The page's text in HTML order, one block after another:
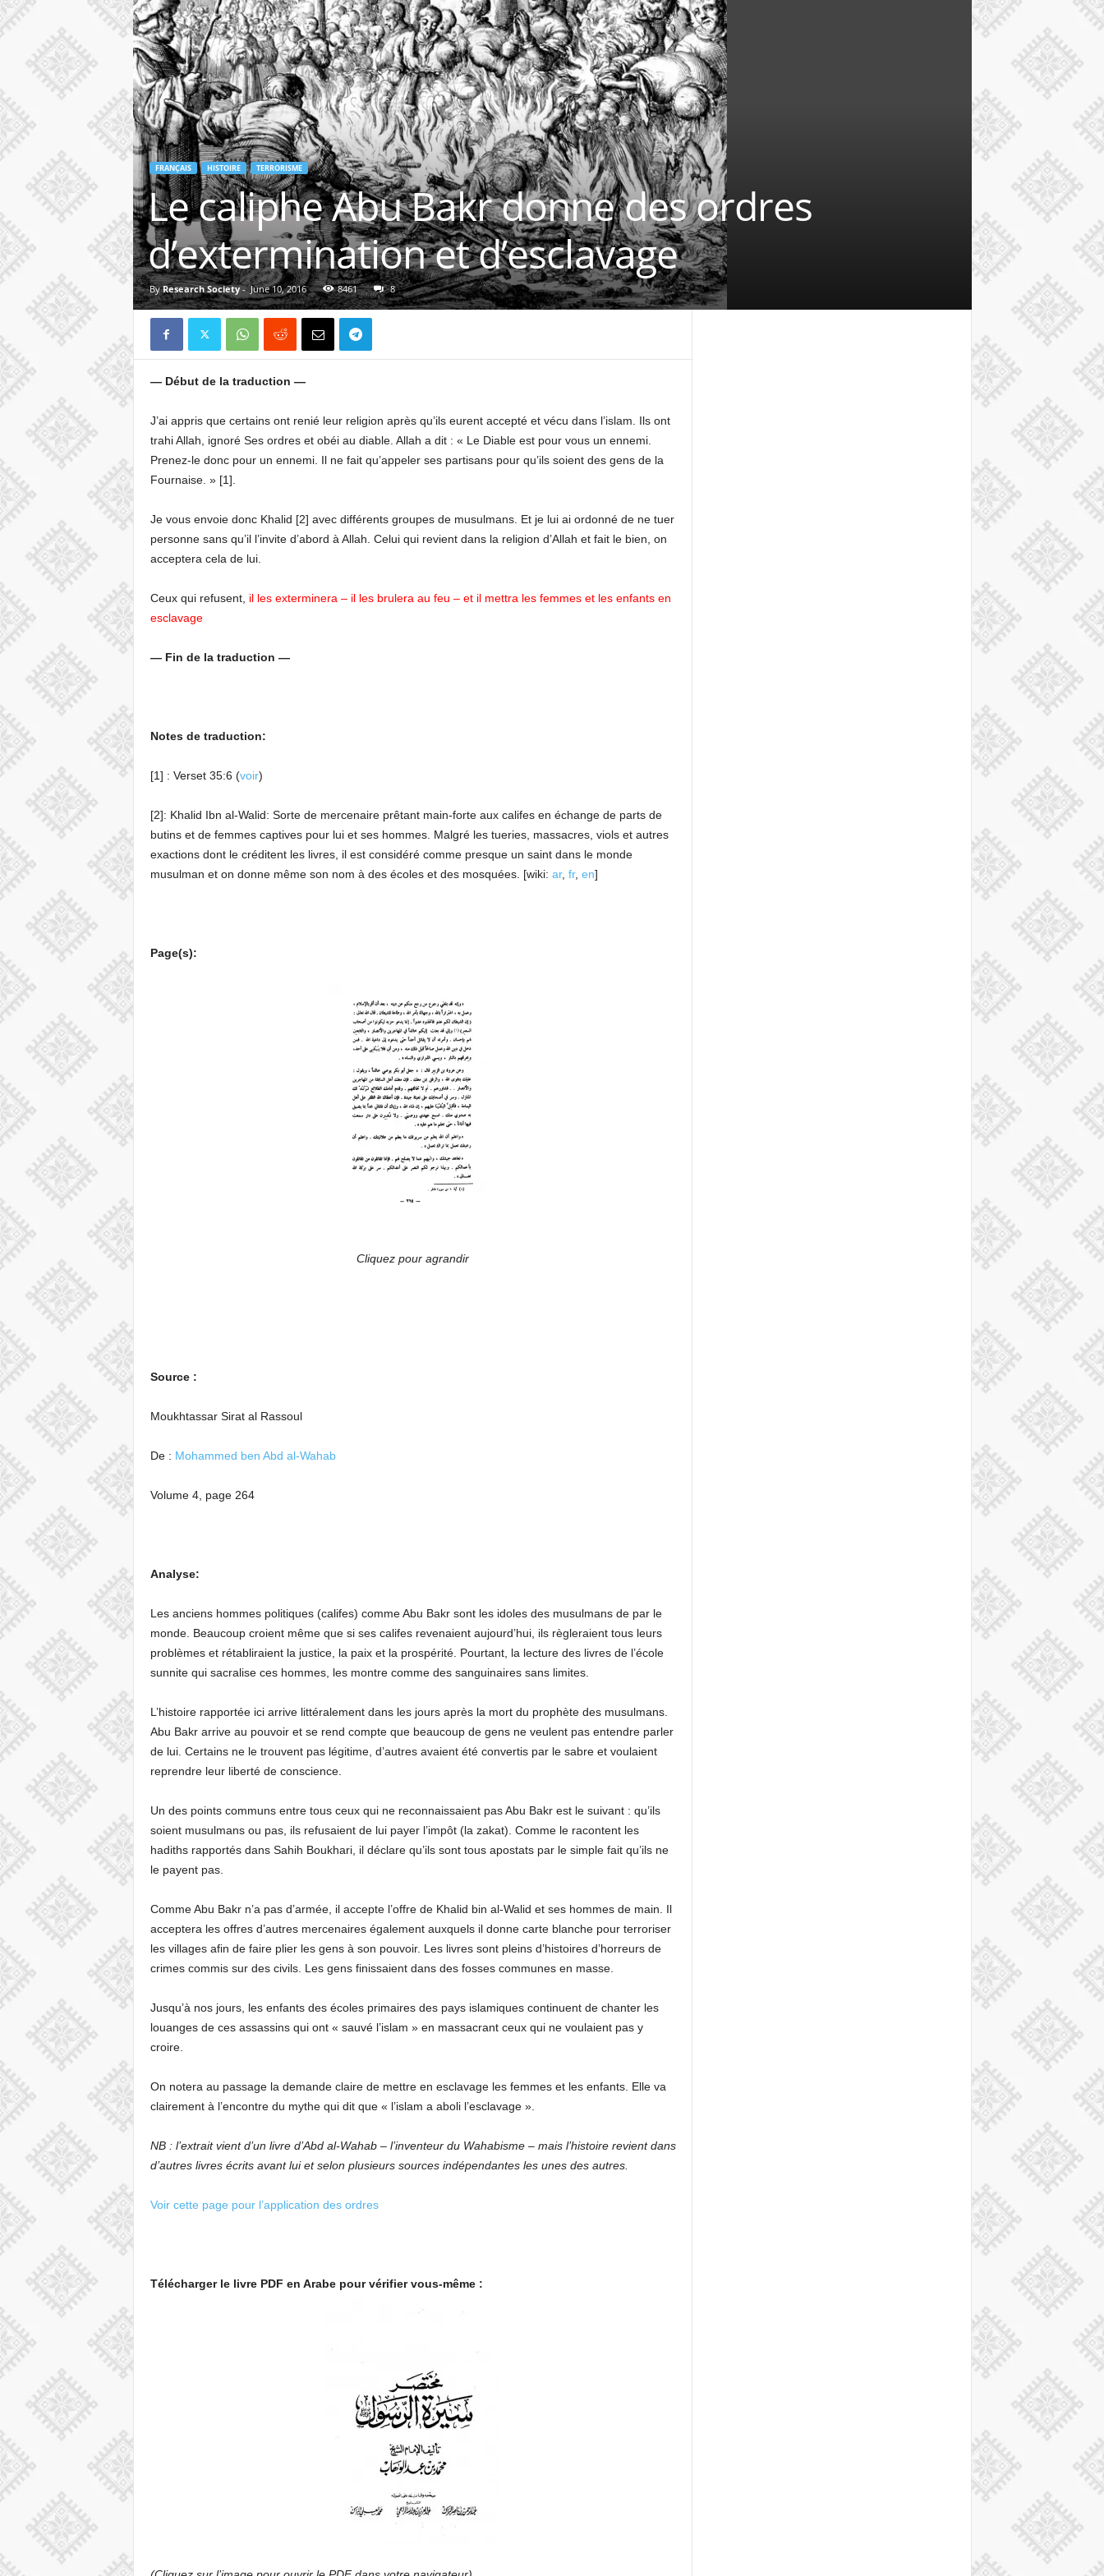
FRANÇAIS HISTOIRE TERRORISME
Le caliphe Abu Bakr donne des ordres
d’extermination et d’esclavage
By Research Society- June 10, 2016 8461 8
— Début de la traduction —
J’ai appris que certains ont renié leur religion après qu’ils eurent accepté et vécu dans l’islam. Ils ont
trahi Allah, ignoré Ses ordres et obéi au diable. Allah a dit : « Le Diable est pour vous un ennemi.
Prenez-le donc pour un ennemi. Il ne fait qu’appeler ses partisans pour qu’ils soient des gens de la
Fournaise. » [1].
Je vous envoie donc Khalid [2] avec différents groupes de musulmans. Et je lui ai ordonné de ne tuer
personne sans qu’il l’invite d’abord à Allah. Celui qui revient dans la religion d’Allah et fait le bien, on
acceptera cela de lui.
Ceux qui refusent, il les exterminera – il les brulera au feu – et il mettra les femmes et les enfants en
esclavage
— Fin de la traduction —
Notes de traduction:
[1] : Verset 35:6 (voir)
[2]: Khalid Ibn al-Walid: Sorte de mercenaire prêtant main-forte aux califes en échange de parts de
butins et de femmes captives pour lui et ses hommes. Malgré les tueries, massacres, viols et autres
exactions dont le créditent les livres, il est considéré comme presque un saint dans le monde
musulman et on donne même son nom à des écoles et des mosquées. [wiki: ar, fr, en]
Page(s):
Cliquez pour agrandir
Source :
Moukhtassar Sirat al Rassoul
De : Mohammed ben Abd al-Wahab
Volume 4, page 264
Analyse:
Les anciens hommes politiques (califes) comme Abu Bakr sont les idoles des musulmans de par le
monde. Beaucoup croient même que si ses califes revenaient aujourd’hui, ils règleraient tous leurs
problèmes et rétabliraient la justice, la paix et la prospérité. Pourtant, la lecture des livres de l’école
sunnite qui sacralise ces hommes, les montre comme des sanguinaires sans limites.
L’histoire rapportée ici arrive littéralement dans les jours après la mort du prophète des musulmans.
Abu Bakr arrive au pouvoir et se rend compte que beaucoup de gens ne veulent pas entendre parler
de lui. Certains ne le trouvent pas légitime, d’autres avaient été convertis par le sabre et voulaient
reprendre leur liberté de conscience.
Un des points communs entre tous ceux qui ne reconnaissaient pas Abu Bakr est le suivant : qu’ils
soient musulmans ou pas, ils refusaient de lui payer l’impôt (la zakat). Comme le racontent les
hadiths rapportés dans Sahih Boukhari, il déclare qu’ils sont tous apostats par le simple fait qu’ils ne
le payent pas.
Comme Abu Bakr n’a pas d’armée, il accepte l’offre de Khalid bin al-Walid et ses hommes de main. Il
acceptera les offres d’autres mercenaires également auxquels il donne carte blanche pour terroriser
les villages afin de faire plier les gens à son pouvoir. Les livres sont pleins d’histoires d’horreurs de
crimes commis sur des civils. Les gens finissaient dans des fosses communes en masse.
Jusqu’à nos jours, les enfants des écoles primaires des pays islamiques continuent de chanter les
louanges de ces assassins qui ont « sauvé l’islam » en massacrant ceux qui ne voulaient pas y
croire.
On notera au passage la demande claire de mettre en esclavage les femmes et les enfants. Elle va
clairement à l’encontre du mythe qui dit que « l’islam a aboli l’esclavage ».
NB : l’extrait vient d’un livre d’Abd al-Wahab – l’inventeur du Wahabisme – mais l’histoire revient dans
d’autres livres écrits avant lui et selon plusieurs sources indépendantes les unes des autres.
Voir cette page pour l’application des ordres
Télécharger le livre PDF en Arabe pour vérifier vous-même :